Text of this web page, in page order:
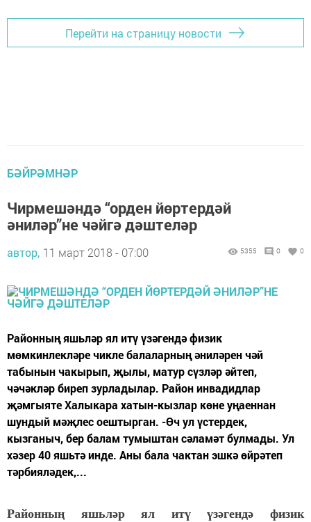
Перейти на страницу новости
БӘЙРӘМНӘР
Чирмешәндә “орден йөртердәй
әниләр”не чәйгә дәштеләр
автор, 11 март 2018 - 07:00 5355 0 0
Районның яшьләр ял итү үзәгендә физик
мөмкинлекләре чикле балаларның әниләрен чәй
табынын чакырып, җылы, матур сүзләр әйтеп,
чәчәкләр биреп зурладылар. Район инвадидлар
җәмгыяте Халыкара хатын-кызлар көне уңаеннан
шундый мәҗлес оештырган. -Өч ул үстердек,
кызганыч, бер балам тумыштан сәламәт булмады. Ул
хәзер 40 яшьтә инде. Аны бала чактан эшкә өйрәтеп
тәрбияләдек,...
Районның яшьләр ял итү үзәгендә физик